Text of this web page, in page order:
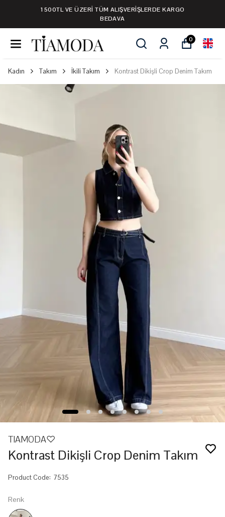
1500TL VE ÜZERİ TÜM ALIŞVERİŞLERDE
0
Kadın Takım İkili Takım Kontrast Dikişli Crop Denim Takım
TIAMODA♡
Kontrast Dikişli Crop Denim Takım
Product Code: 7535
Renk